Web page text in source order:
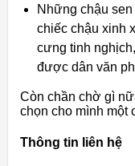
Những chậu sen
chiếc chậu xinh
cưng tinh nghịch,
được dân văn
Còn chần chờ gì
chọn cho mình một
Thông tin liên hệ